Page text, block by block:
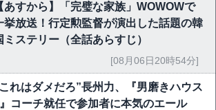
あすから】「完璧な家族」WOWOWで
挙放送！行定勲監督が演出した話題の韓
ミステリー（全話あらすじ）
[08月06日20時54分]
れはダメだろ”長州力、『男磨きハウス
コーチ就任で参加者に本気のエール